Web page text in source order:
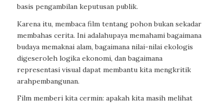
basis pengambilan keputusan publik.
Karena itu, membaca film tentang pohon bukan sekadar
membahas cerita. Ini adalahupaya memahami bagaimana
budaya memaknai alam,bagaimana nilai-nilai ekologis
digeseroleh logika ekonomi, dan bagaimana
representasivisual dapat membantu kita mengkritik
arahpembangunan.
Film memberi kita cermin: apakah kita masih melihat